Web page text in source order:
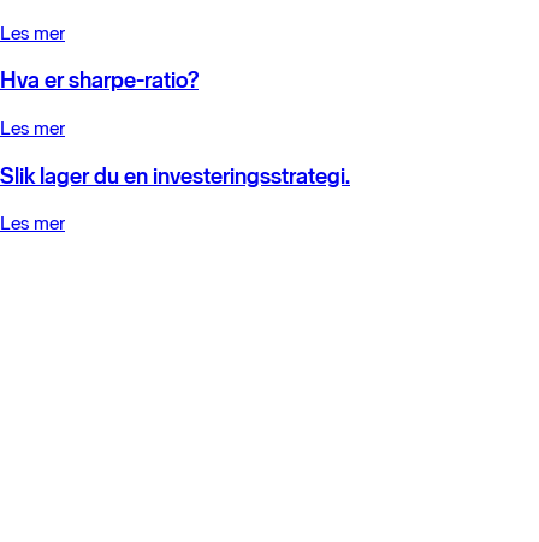
Les mer
Hva er sharpe-ratio?
Les mer
Slik lager du en investeringsstrategi.
Les mer